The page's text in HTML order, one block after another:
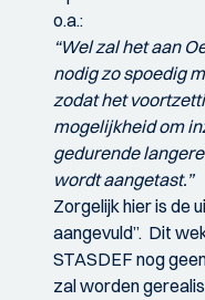
o.a.:
“Wel zal het aan
nodig zo spoedig
zodat het
mogelijkheid om
gedurende
wordt aangetast.”
Zorgelijk hier is de
aangevuld”. Dit
STASDEF nog
zal worden